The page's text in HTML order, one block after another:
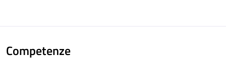
Competenze